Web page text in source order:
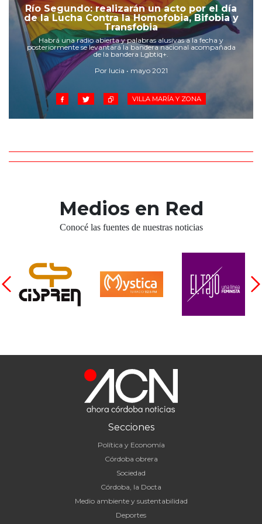
Cruz del Eje
Corredor de Ansenuza
La Carlota y zona
Laboulaye y sur
Bell Ville
Despeñaderos
Río Segundo: realizarán un acto por el día
de la Lucha Contra la Homofobia, Bifobia y
Transfobia
Habrá una radio abierta y palabras alusivas a la fecha y
posteriormente se levantará la bandera nacional acompañada
de la bandera Lgbtiq+.
Por lucia • mayo 2021
VILLA MARÍA Y ZONA
Medios en Red
Conocé las fuentes de nuestras noticias
Secciones
Política y Economía
Córdoba obrera
Sociedad
Córdoba, la Docta
Medio ambiente y sustentabilidad
Deportes